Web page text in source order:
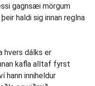
gagnsæi mörgum
haldi sig innan reglna
hvers dálks er
kafla alltaf fyrst
hann inniheldur